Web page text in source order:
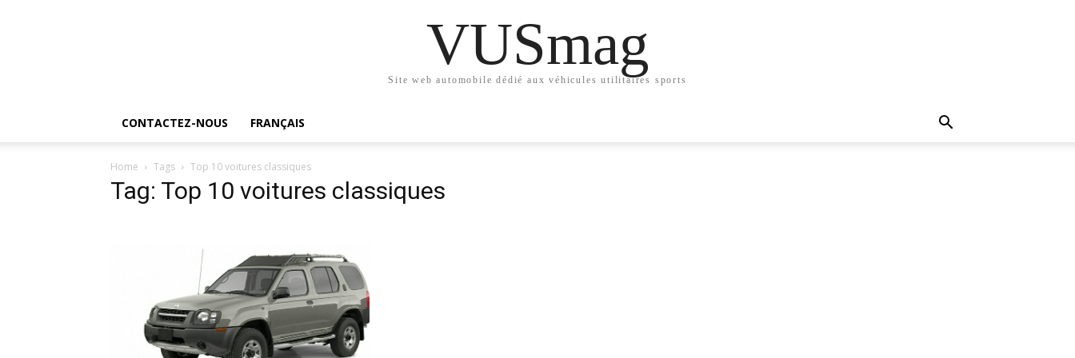
VUSmag
Site web automobile dédié aux véhicules utilitaires sports
CONTACTEZ-NOUS FRANÇAIS
Home Tags Top 10 voitures classiques
Tag: Top 10 voitures classiques